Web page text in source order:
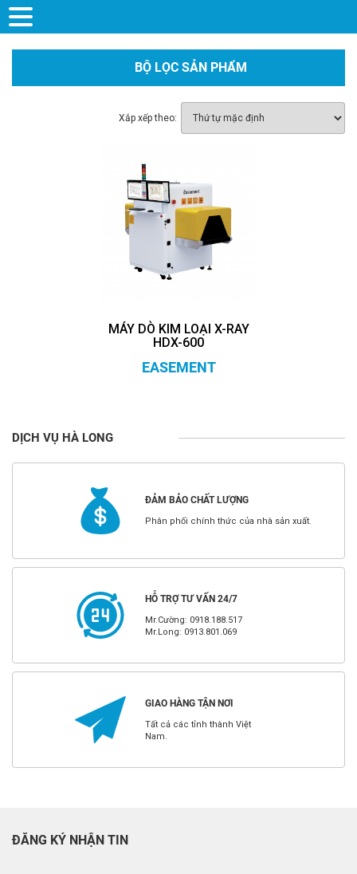
BỘ LỌC SẢN PHẨM
Xắp xếp theo:
MÁY DÒ KIM LOẠI X-RAY
HDX-600
EASEMENT
DỊCH VỤ HÀ LONG
ĐẢM BẢO CHẤT LƯỢNG
Phân phối chính thức của nhà sản xuất.
HỖ TRỢ TƯ VẤN 24/7
Mr.Cường: 0918.188.517
Mr.Long: 0913.801.069
GIAO HÀNG TẬN NƠI
Tất cả các tỉnh thành Việt
Nam.
ĐĂNG KÝ NHẬN TIN